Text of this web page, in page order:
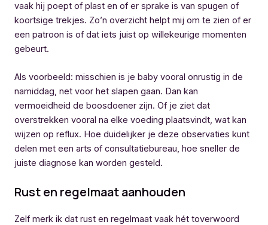
vaak hij poept of plast en of er sprake is van spugen of
koortsige trekjes. Zo’n overzicht helpt mij om te zien of er
een patroon is of dat iets juist op willekeurige momenten
gebeurt.
Als voorbeeld: misschien is je baby vooral onrustig in de
namiddag, net voor het slapen gaan. Dan kan
vermoeidheid de boosdoener zijn. Of je ziet dat
overstrekken vooral na elke voeding plaatsvindt, wat kan
wijzen op reflux. Hoe duidelijker je deze observaties kunt
delen met een arts of consultatiebureau, hoe sneller de
juiste diagnose kan worden gesteld.
Rust en regelmaat aanhouden
Zelf merk ik dat rust en regelmaat vaak hét toverwoord